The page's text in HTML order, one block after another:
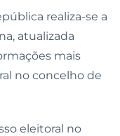
realiza-se a
atualizada
mais
no concelho de
eleitoral no